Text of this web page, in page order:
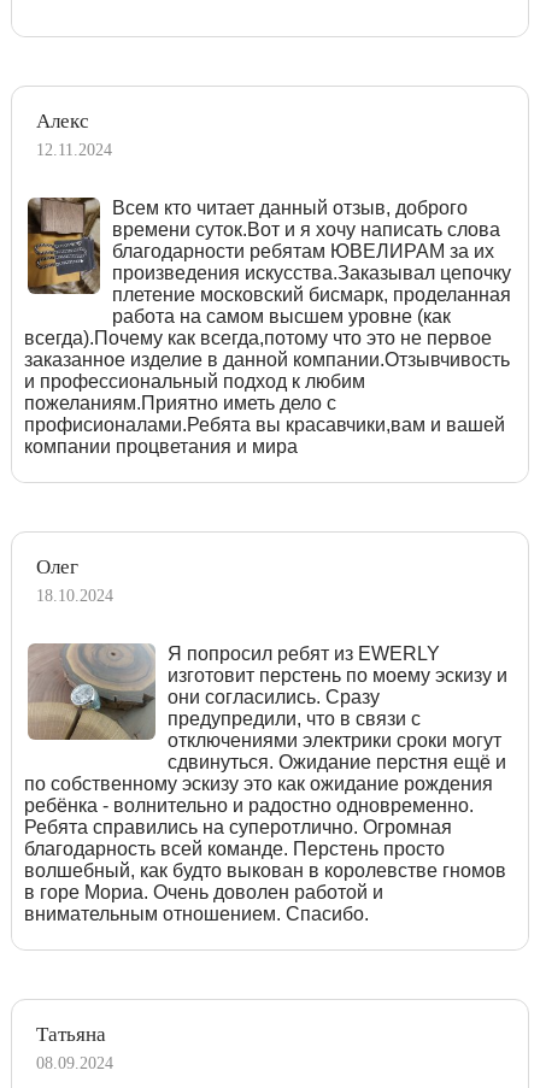
Алекс
12.11.2024
Всем кто читает данный отзыв, доброго
времени суток.Вот и я хочу написать слова
благодарности ребятам ЮВЕЛИРАМ за их
произведения искусства.Заказывал цепочку
плетение московский бисмарк, проделанная
работа на самом высшем уровне (как
всегда).Почему как всегда,потому что это не первое
заказанное изделие в данной компании.Отзывчивость
и профессиональный подход к любим
пожеланиям.Приятно иметь дело с
профисионалами.Ребята вы красавчики,вам и вашей
компании процветания и мира
Олег
18.10.2024
Я попросил ребят из EWERLY
изготовит перстень по моему эскизу и
они согласились. Сразу
предупредили, что в связи с
отключениями электрики сроки могут
сдвинуться. Ожидание перстня ещё и
по собственному эскизу это как ожидание рождения
ребёнка - волнительно и радостно одновременно.
Ребята справились на суперотлично. Огромная
благодарность всей команде. Перстень просто
волшебный, как будто выкован в королевстве гномов
в горе Мориа. Очень доволен работой и
внимательным отношением. Спасибо.
Татьяна
08.09.2024